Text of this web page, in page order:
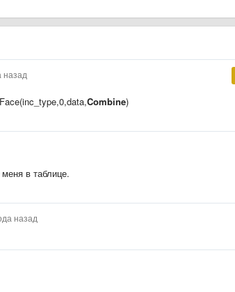
назад
Combine)
меня в таблице.
назад